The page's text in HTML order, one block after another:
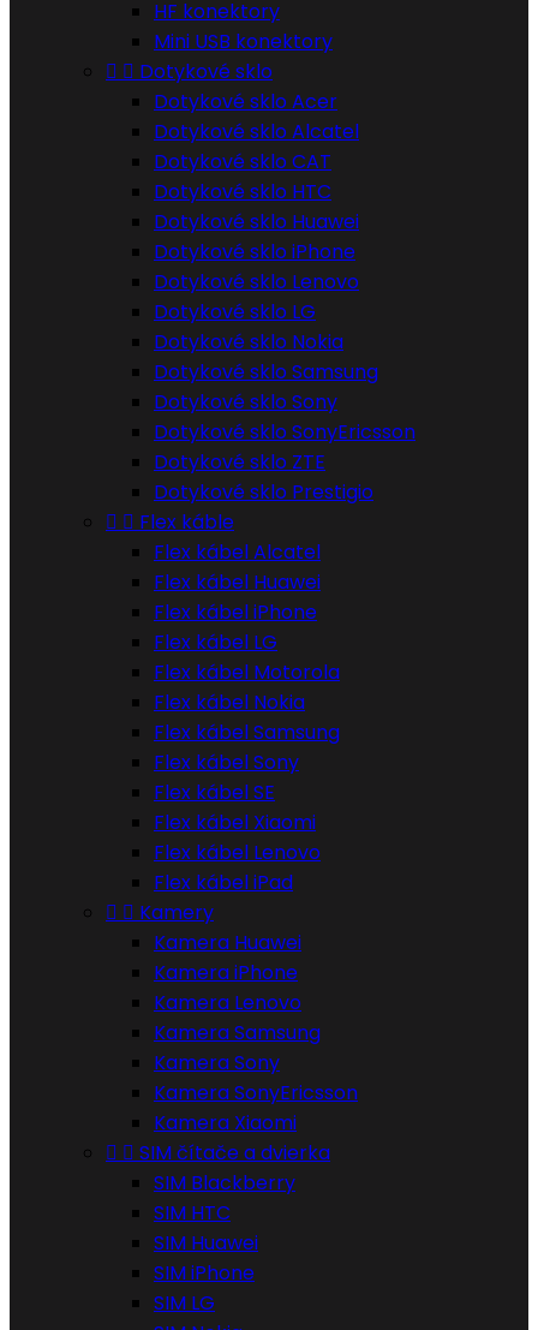
HF konektory
Mini USB konektory
  Dotykové sklo
Dotykové sklo Acer
Dotykové sklo Alcatel
Dotykové sklo CAT
Dotykové sklo HTC
Dotykové sklo Huawei
Dotykové sklo iPhone
Dotykové sklo Lenovo
Dotykové sklo LG
Dotykové sklo Nokia
Dotykové sklo Samsung
Dotykové sklo Sony
Dotykové sklo SonyEricsson
Dotykové sklo ZTE
Dotykové sklo Prestigio
  Flex káble
Flex kábel Alcatel
Flex kábel Huawei
Flex kábel iPhone
Flex kábel LG
Flex kábel Motorola
Flex kábel Nokia
Flex kábel Samsung
Flex kábel Sony
Flex kábel SE
Flex kábel Xiaomi
Flex kábel Lenovo
Flex kábel iPad
  Kamery
Kamera Huawei
Kamera iPhone
Kamera Lenovo
Kamera Samsung
Kamera Sony
Kamera SonyEricsson
Kamera Xiaomi
  SIM čítače a dvierka
SIM Blackberry
SIM HTC
SIM Huawei
SIM iPhone
SIM LG